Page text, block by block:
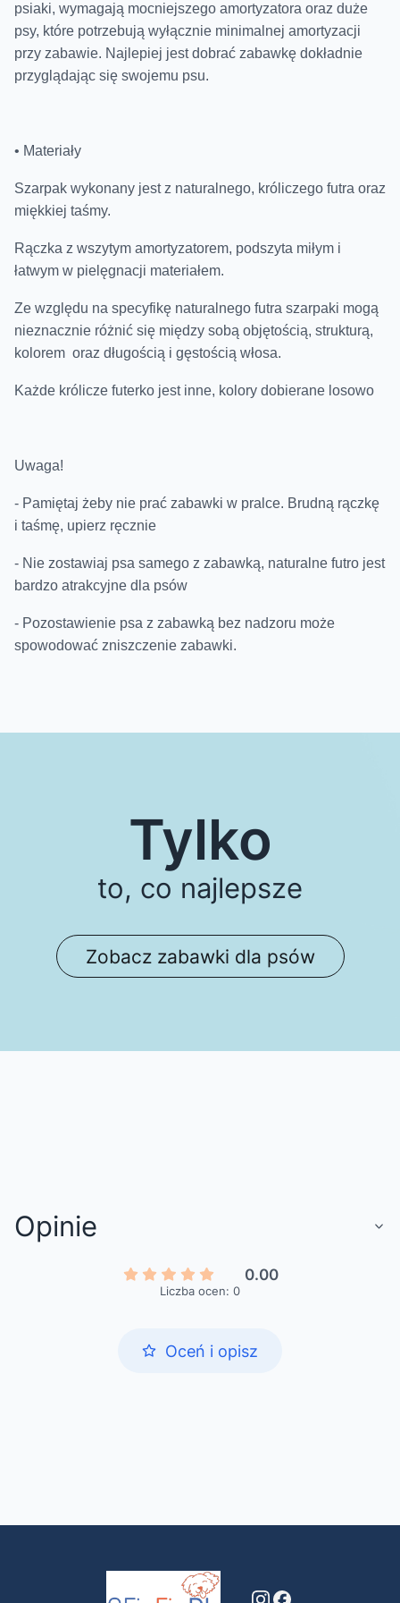
psiaki, wymagają mocniejszego amortyzatora oraz duże
psy, które potrzebują wyłącznie minimalnej amortyzacji
przy zabawie. Najlepiej jest dobrać zabawkę dokładnie
przyglądając się swojemu psu.
• Materiały
Szarpak wykonany jest z naturalnego, króliczego futra oraz
miękkiej taśmy.
Rączka z wszytym amortyzatorem, podszyta miłym i
łatwym w pielęgnacji materiałem.
Ze względu na specyfikę naturalnego futra szarpaki mogą
nieznacznie różnić się między sobą objętością, strukturą,
kolorem oraz długością i gęstością włosa.
Każde królicze futerko jest inne, kolory dobierane losowo
Uwaga!
- Pamiętaj żeby nie prać zabawki w pralce. Brudną rączkę
i taśmę, upierz ręcznie
- Nie zostawiaj psa samego z zabawką, naturalne futro jest
bardzo atrakcyjne dla psów
- Pozostawienie psa z zabawką bez nadzoru może
spowodować zniszczenie zabawki.
Tylko
to, co najlepsze
Zobacz zabawki dla psów
Opinie
0.00
Liczba ocen: 0
Oceń i opisz